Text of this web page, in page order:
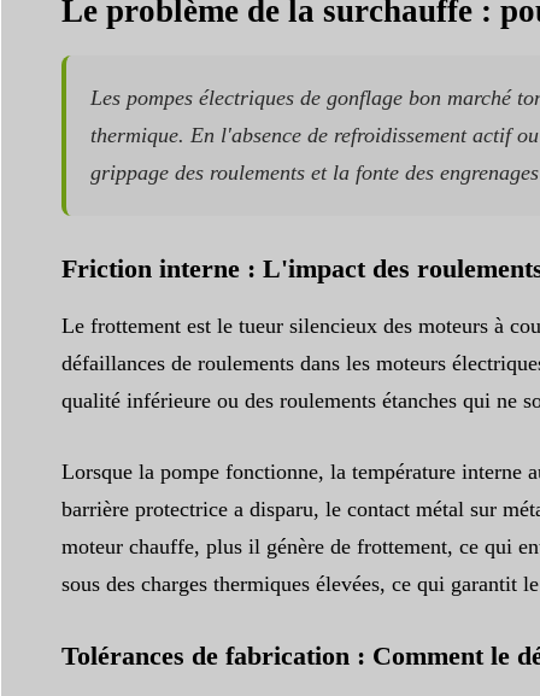
Le problème de la surchauffe :
Les pompes électriques de gonflage bon marché
thermique. En l'absence de refroidissement actif
grippage des roulements et la fonte des
Friction interne : L'impact des
Le frottement est le tueur silencieux des moteurs à
défaillances de roulements dans les moteurs
qualité inférieure ou des roulements étanches qui ne
Lorsque la pompe fonctionne, la température interne
barrière protectrice a disparu, le contact métal sur
moteur chauffe, plus il génère de frottement, ce qui
sous des charges thermiques élevées, ce qui garantit
Tolérances de fabrication : Comment le